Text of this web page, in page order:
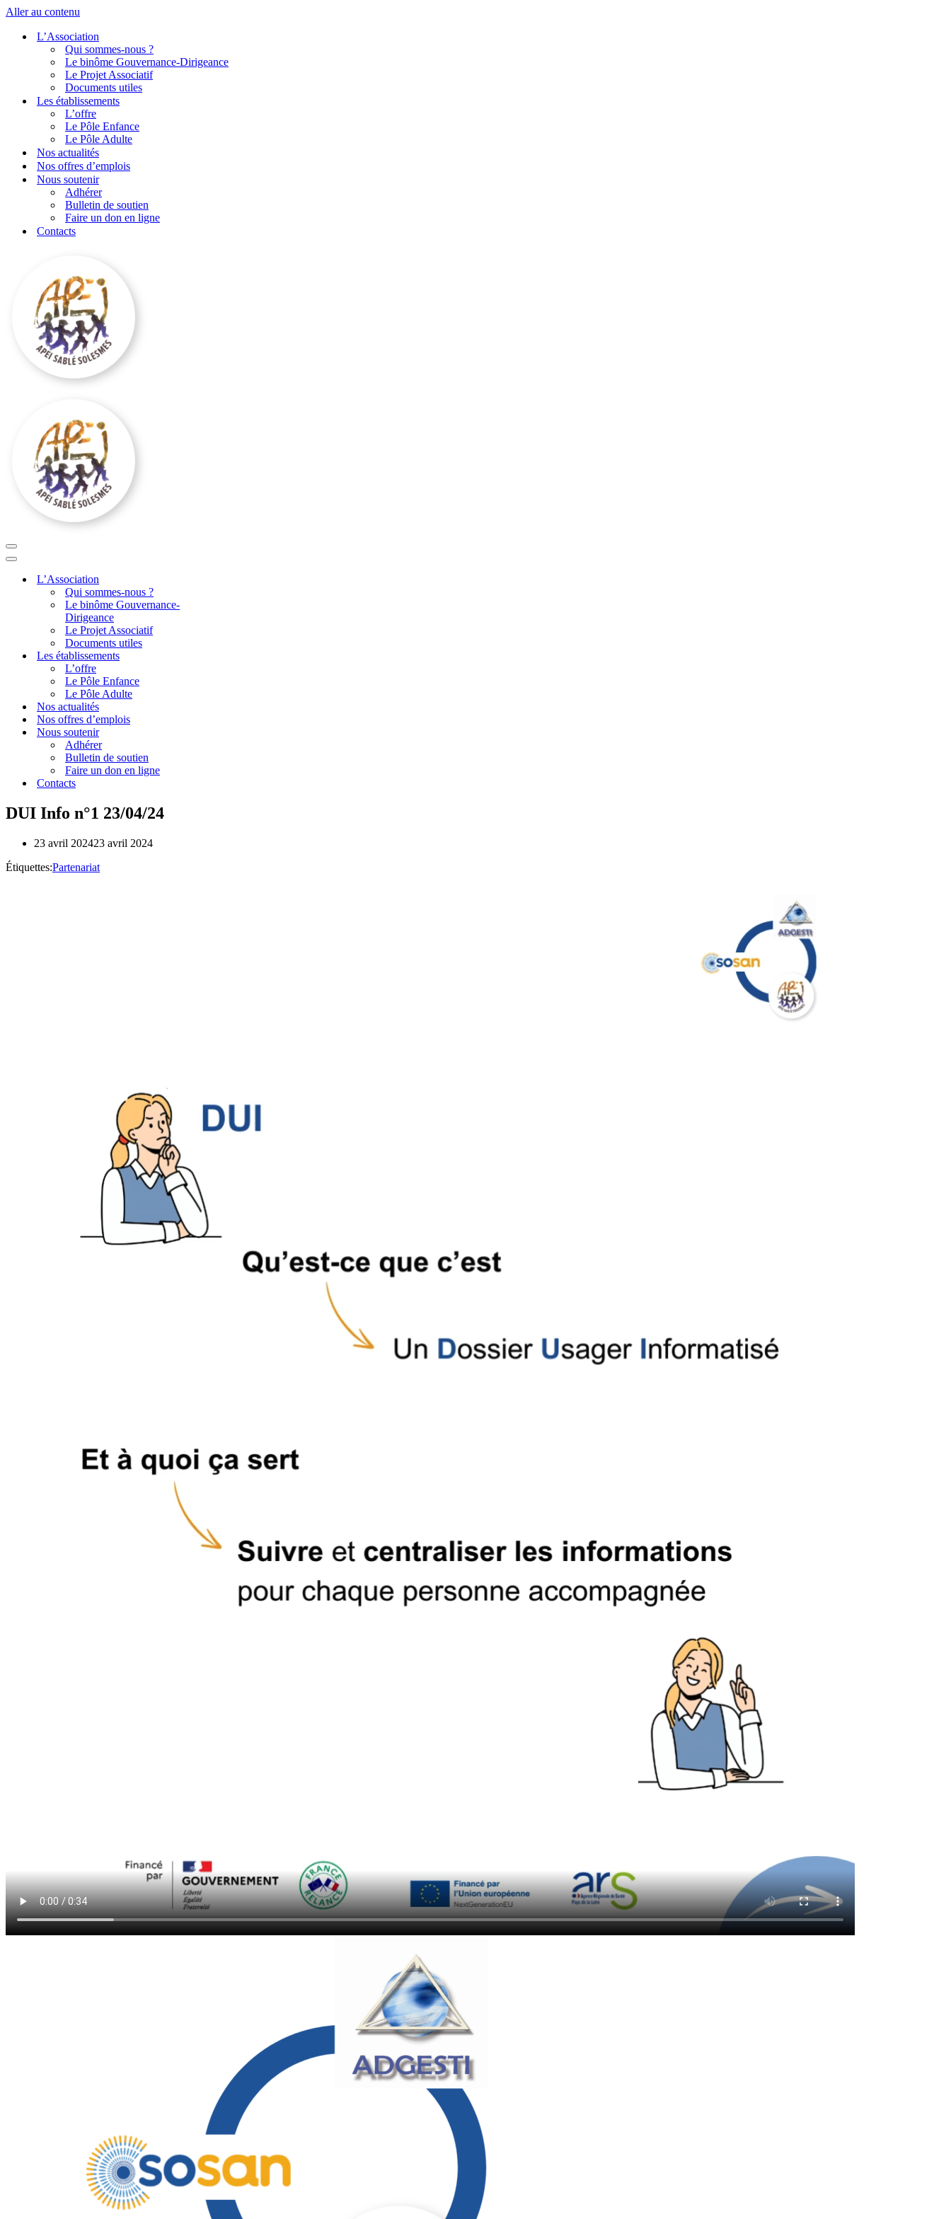
Aller au contenu
L’Association
Qui sommes-nous ?
Le binôme Gouvernance-Dirigeance
Le Projet Associatif
Documents utiles
Les établissements
L’offre
Le Pôle Enfance
Le Pôle Adulte
Nos actualités
Nos offres d’emplois
Nous soutenir
Adhérer
Bulletin de soutien
Faire un don en ligne
Contacts
Menu
de
Menu
navigationL’Association
Qui sommes-nous ?
Le binôme Gouvernance-
Dirigeance
Le Projet Associatif
Documents utiles
Les établissements
L’offre
Le Pôle Enfance
Le Pôle Adulte
Nos actualités
Nos offres d’emplois
Nous soutenir
Adhérer
Bulletin de soutien
Faire un don en ligne
Contacts
DUI Info n°1 23/04/24
23 avril 202423 avril 2024
Étiquettes:Partenariat